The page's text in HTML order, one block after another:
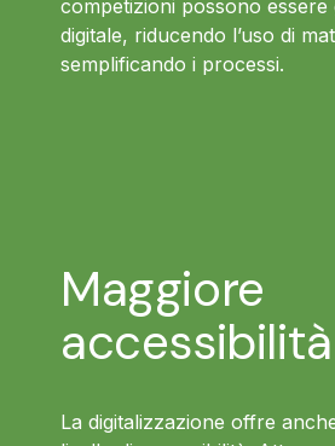
competizioni possono essere
digitale, riducendo l’uso di
semplificando i processi.
Maggiore
accessibilità
La digitalizzazione offre